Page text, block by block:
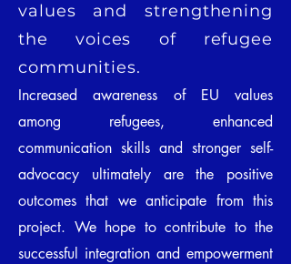
values and strengthening
the voices of refugee
communities.
Increased awareness of EU values
among refugees, enhanced
communication skills and stronger self-
advocacy ultimately are the positive
outcomes that we anticipate from this
project. We hope to contribute to the
successful integration and empowerment